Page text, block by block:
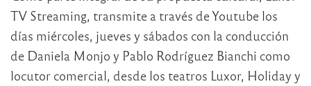
TV Streaming, transmite a través de Youtube los
días miércoles, jueves y sábados con la conducción
de Daniela Monjo y Pablo Rodríguez Bianchi como
locutor comercial, desde los teatros Luxor, Holiday y